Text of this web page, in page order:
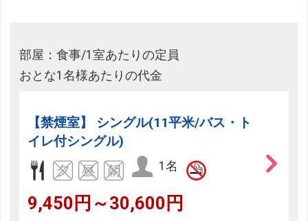
部屋：食事/1室あたりの定員
おとな1名様あたりの代金
【禁煙室】 シングル(11平米/バス・ト
イレ付シングル)
1名
9,450円～30,600円